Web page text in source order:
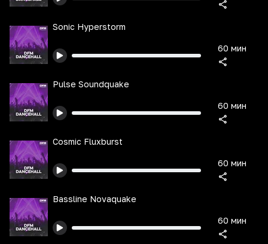
Sonic Hyperstorm
60 мин
Pulse Soundquake
60 мин
Cosmic Fluxburst
60 мин
Bassline Novaquake
60 мин